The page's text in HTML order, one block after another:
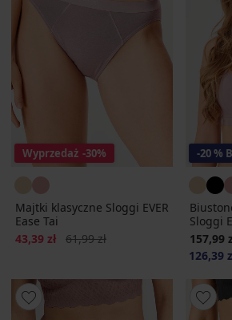
Wyprzedaż -30%
Majtki klasyczne Sloggi EVER
Ease Tai
Zniżka
43,39 zł Pierwotna cena
61,99 zł
-20 %
Sloggi
157,99
126,39